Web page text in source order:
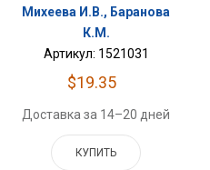
Михеева И.В., Баранова
К.М.
Артикул: 1521031
$19.35
Доставка за 14–20 дней
КУПИТЬ